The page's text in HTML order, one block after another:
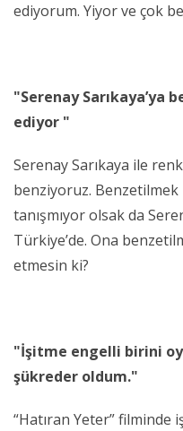
ediyorum. Yiyor ve çok
"Serenay
ediyor "
Serenay Sarıkaya ile
benziyoruz.
tanışmıyor olsak da
Türkiye’de. Ona
etmesin ki?
"İşitme engelli birini
şükreder oldum."
“Hatıran Yeter”